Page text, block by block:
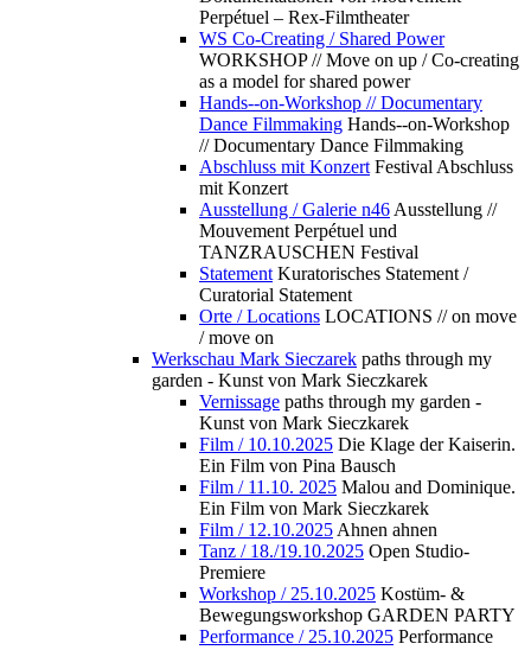
Perpétuel – Rex-Filmtheater
WS Co-Creating / Shared Power
WORKSHOP // Move on up / Co-creating
as a model for shared power
Hands--on-Workshop // Documentary
Dance Filmmaking Hands--on-Workshop
// Documentary Dance Filmmaking
Abschluss mit Konzert Festival Abschluss
mit Konzert
Ausstellung / Galerie n46 Ausstellung //
Mouvement Perpétuel und
TANZRAUSCHEN Festival
Statement Kuratorisches Statement /
Curatorial Statement
Orte / Locations LOCATIONS // on move
/ move on
Werkschau Mark Sieczarek paths through my
garden - Kunst von Mark Sieczkarek
Vernissage paths through my garden -
Kunst von Mark Sieczkarek
Film / 10.10.2025 Die Klage der Kaiserin.
Ein Film von Pina Bausch
Film / 11.10. 2025 Malou and Dominique.
Ein Film von Mark Sieczkarek
Film / 12.10.2025 Ahnen ahnen
Tanz / 18./19.10.2025 Open Studio-
Premiere
Workshop / 25.10.2025 Kostüm- &
Bewegungsworkshop GARDEN PARTY
Performance / 25.10.2025 Performance